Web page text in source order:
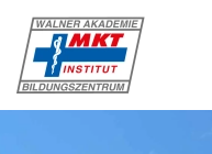
Skip to main content